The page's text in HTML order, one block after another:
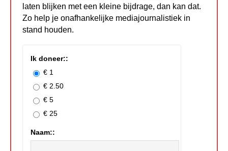
laten blijken met een kleine bijdrage, dan kan dat.
Zo help je onafhankelijke mediajournalistiek in
stand houden.
Ik doneer::
€ 1
€ 2.50
€ 5
€ 25
Naam::